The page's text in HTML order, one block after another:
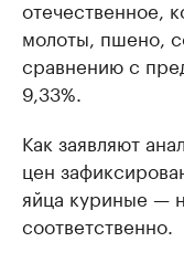
отечественное,
молоты, пшено,
сравнению с
9,33%.
Как заявляют
цен
яйца куриные —
соответственно.